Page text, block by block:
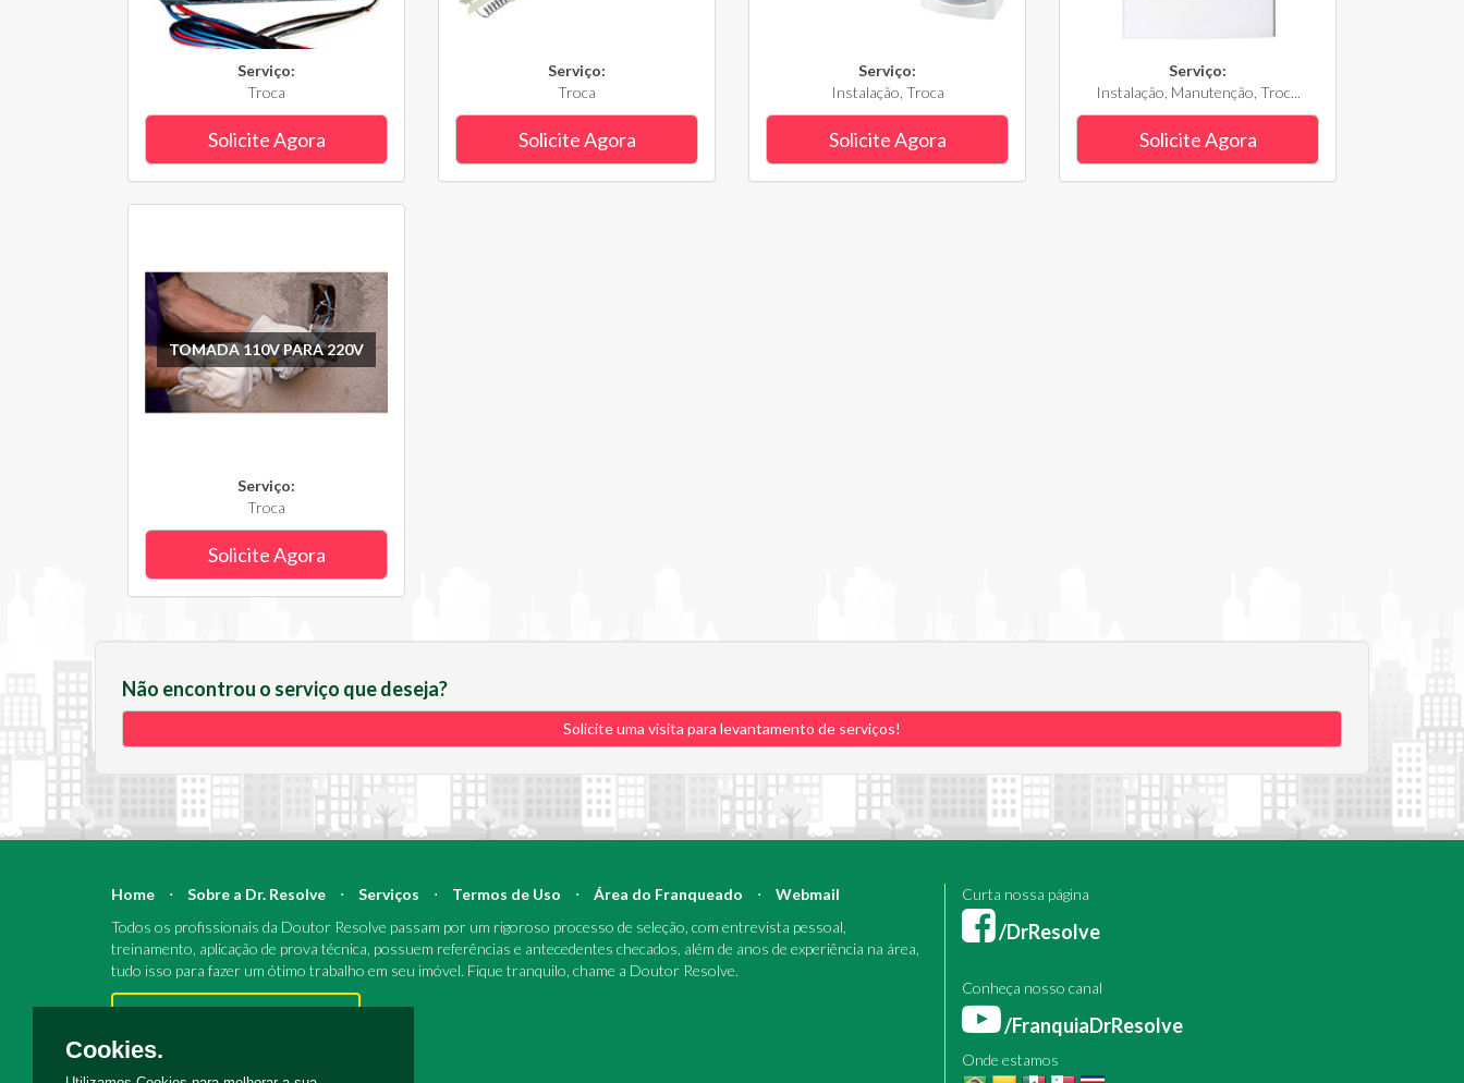
Serviço:
Troca
Solicite Agora
Serviço:
Troca
Solicite Agora
Serviço:
Instalação, Troca
Solicite Agora
Serviço:
Instalação, Manutenção, Troc...
Solicite Agora
TOMADA 110V PARA 220V
Serviço:
Troca
Solicite Agora
Não encontrou o serviço que deseja?
Solicite uma visita para levantamento de serviços!
Home ⋅ Sobre a Dr. Resolve ⋅ Serviços ⋅ Termos de Uso ⋅ Área do Franqueado ⋅
Webmail
Todos os profissionais da Doutor Resolve passam por um rigoroso processo de seleção, com entrevista pessoal,
treinamento, aplicação de prova técnica, possuem referências e antecedentes checados, além de anos de experiência na área,
tudo isso para fazer um ótimo trabalho em seu imóvel. Fique tranquilo, chame a Doutor Resolve.
Pronto para reparos e reformas?
Curta nossa página
/DrResolve
Conheça nosso canal
/FranquiaDrResolve
Onde estamos
Cookies.